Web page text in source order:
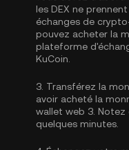
les DEX ne
échanges de
pouvez acheter la
plateforme
KuCoin.
3. Transférez la
avoir acheté la
wallet web 3.
quelques minutes.